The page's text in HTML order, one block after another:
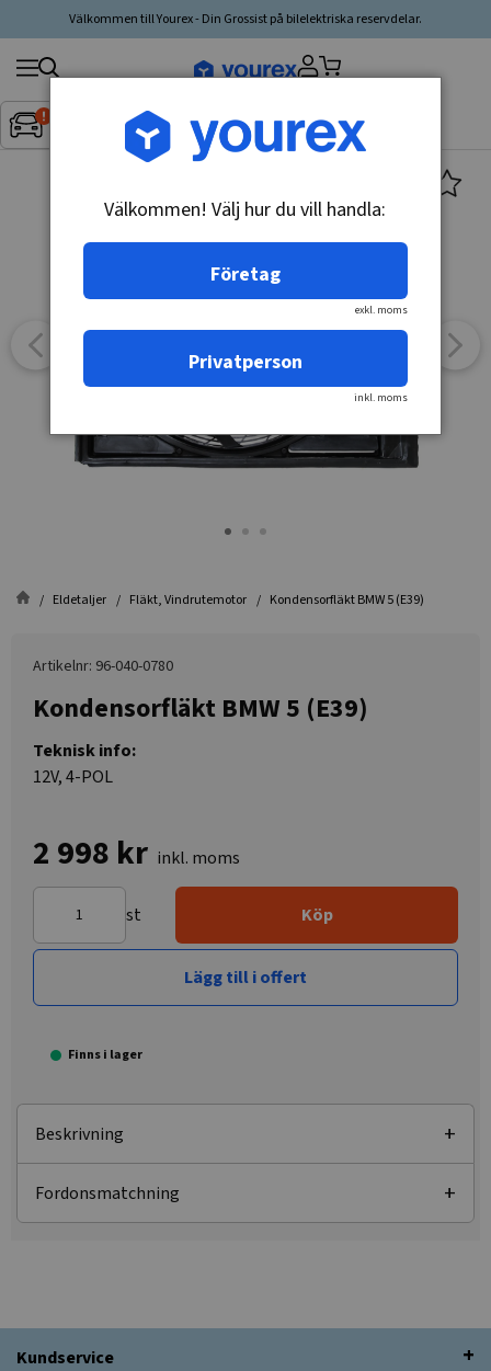
Välkommen till Yourex - Din Grossist på bilelektriska reservdelar.
Inget fordon valt▼
Sök
produkt,
tillverkare,
Eldetaljer Fläkt, Vindrutemotor Kondensorfläkt BMW 5 (E39)
Artikelnr: 96-040-0780
Kondensorfläkt BMW 5 (E39)
Teknisk info:
12V, 4-POL
2 998 kr inkl. moms
st Köp
Lägg till i offert
Finns i lager
Beskrivning
Fordonsmatchning
Kundservice
Välkommen! Välj hur du vill handla:
Företag
exkl. moms
Privatperson
inkl. moms